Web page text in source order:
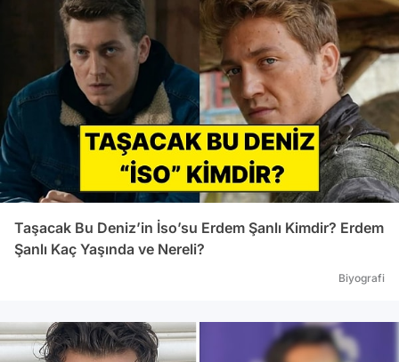
Taşacak Bu Deniz’in İso’su Erdem Şanlı Kimdir? Erdem
Şanlı Kaç Yaşında ve Nereli?
Biyografi